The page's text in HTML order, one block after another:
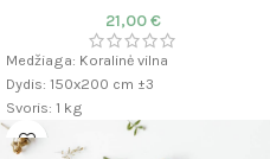
21,00€
Medžiaga: Koralinė vilna
Dydis: 150x200 cm ±3
Svoris: 1 kg